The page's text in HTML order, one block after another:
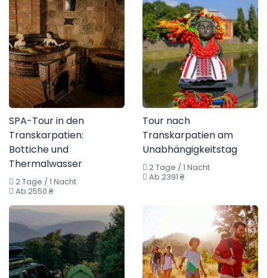
SPA-Tour in den
Transkarpatien:
Bottiche und
Thermalwasser
2 Tage / 1 Nacht
Ab 2550 ₴
Tour nach
Transkarpatien am
Unabhängigkeitstag
2 Tage / 1 Nacht
Ab 2391 ₴